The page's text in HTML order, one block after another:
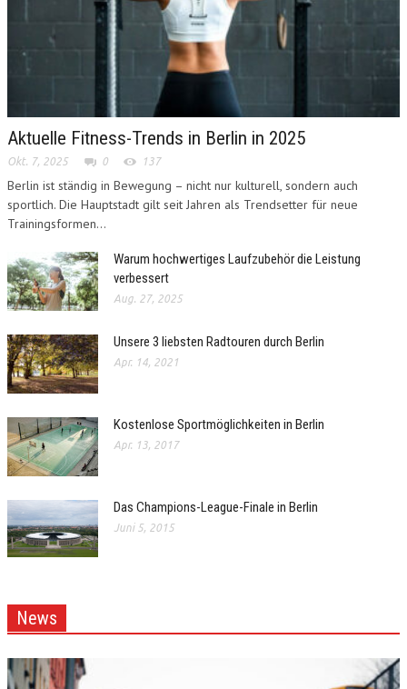
Aktuelle Fitness-Trends in Berlin in 2025
Okt. 7, 2025 0 137
Berlin ist ständig in Bewegung – nicht nur kulturell, sondern auch
sportlich. Die Hauptstadt gilt seit Jahren als Trendsetter für neue
Trainingsformen...
Warum hochwertiges Laufzubehör die Leistung
verbessert
Aug. 27, 2025
Unsere 3 liebsten Radtouren durch Berlin
Apr. 14, 2021
Kostenlose Sportmöglichkeiten in Berlin
Apr. 13, 2017
Das Champions-League-Finale in Berlin
Juni 5, 2015
News